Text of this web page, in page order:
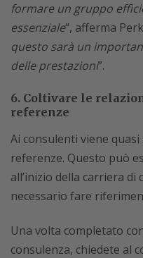
formare un gruppo
essenziale“, afferma
questo sarà un
delle prestazioni”.
6. Coltivare le
referenze
Ai consulenti viene
referenze. Questo può
all’inizio della carriera di
necessario fare
Una volta completato
consulenza, chiedete al